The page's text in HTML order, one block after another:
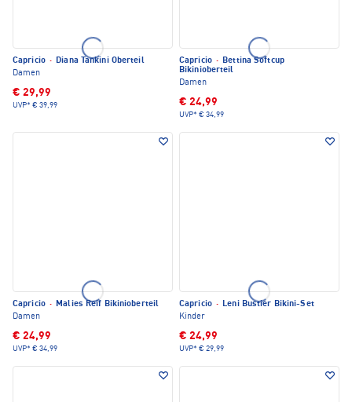
Capricio · Diana Tankini Oberteil
Damen
€ 29,99
UVP* € 39,99
Capricio · Bettina Softcup
Bikinioberteil
Damen
€ 24,99
UVP* € 34,99
Capricio · Malies Reif Bikinioberteil
Damen
€ 24,99
UVP* € 34,99
Capricio · Leni Bustier Bikini-Set
Kinder
€ 24,99
UVP* € 29,99